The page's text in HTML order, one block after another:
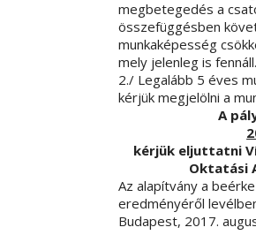
megbetegedés a
összefüggésben
munkaképesség
mely jelenleg is fennáll.
2./ Legalább 5 éves
kérjük megjelölni a
A
kérjük eljuttatni
Oktatási
Az alapítvány a
eredményéről
Budapest, 2017.